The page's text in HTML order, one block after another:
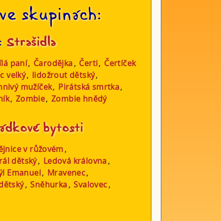
skupinách:
Strašidla
paní, Čarodějka, Čerti, Čertíček
velký, lidožrout dětský,
mužíček, Pirátská smrtka,
, Zombie, Zombie hnědý
bytosti
v růžovém,
dětský, Ledová královna,
Emanuel, Mravenec,
, Sněhurka, Svalovec,